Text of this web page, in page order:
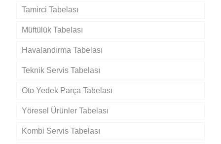
Tamirci Tabelası
Müftülük Tabelası
Havalandırma Tabelası
Teknik Servis Tabelası
Oto Yedek Parça Tabelası
Yöresel Ürünler Tabelası
Kombi Servis Tabelası